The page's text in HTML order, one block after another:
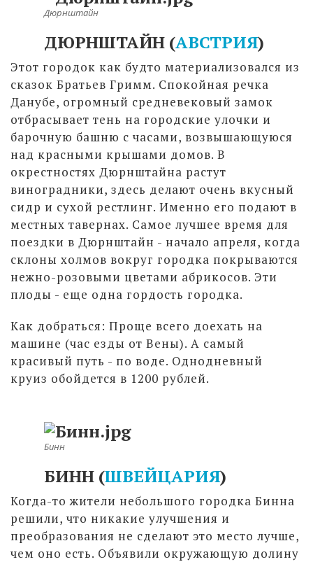
Дюрнштайн
ДЮРНШТАЙН (АВСТРИЯ)
Этот городок как будто материализовался из
сказок Братьев Гримм. Спокойная речка
Данубе, огромный средневековый замок
отбрасывает тень на городские улочки и
барочную башню с часами, возвышающуюся
над красными крышами домов. В
окрестностях Дюрнштайна растут
виноградники, здесь делают очень вкусный
сидр и сухой рестлинг. Именно его подают в
местных тавернах. Самое лучшее время для
поездки в Дюрнштайн - начало апреля, когда
склоны холмов вокруг городка покрываются
нежно-розовыми цветами абрикосов. Эти
плоды - еще одна гордость городка.
Как добраться: Проще всего доехать на
машине (час езды от Вены). А самый
красивый путь - по воде. Однодневный
круиз обойдется в 1200 рублей.
Бинн
БИНН (ШВЕЙЦАРИЯ)
Когда-то жители небольшого городка Бинна
решили, что никакие улучшения и
преобразования не сделают это место лучше,
чем оно есть. Объявили окружающую долину